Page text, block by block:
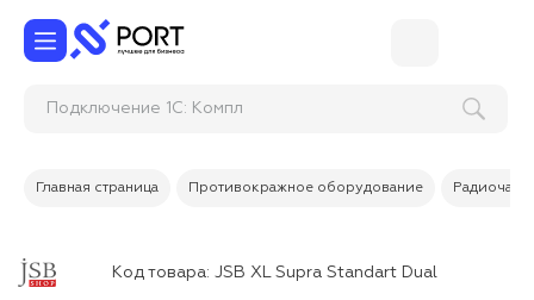
Подключение 1С: К
Главная страница Противокражное оборудование
Код товара: JSB XL Supra Standart Dual